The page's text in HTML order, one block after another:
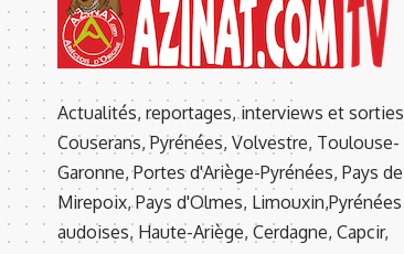
Actualités, reportages, interviews et sorties
Couserans, Pyrénées, Volvestre, Toulouse-
Garonne, Portes d'Ariège-Pyrénées, Pays de
Mirepoix, Pays d'Olmes, Limouxin,Pyrénées
audoises, Haute-Ariège, Cerdagne, Capcir,